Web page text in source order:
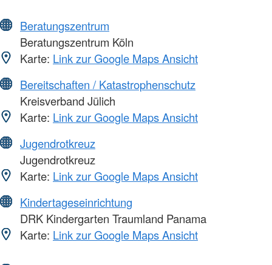
Beratungszentrum
Beratungszentrum Köln
Karte: Link zur Google Maps Ansicht
Bereitschaften / Katastrophenschutz
Kreisverband Jülich
Karte: Link zur Google Maps Ansicht
Jugendrotkreuz
Jugendrotkreuz
Karte: Link zur Google Maps Ansicht
Kindertageseinrichtung
DRK Kindergarten Traumland Panama
Karte: Link zur Google Maps Ansicht